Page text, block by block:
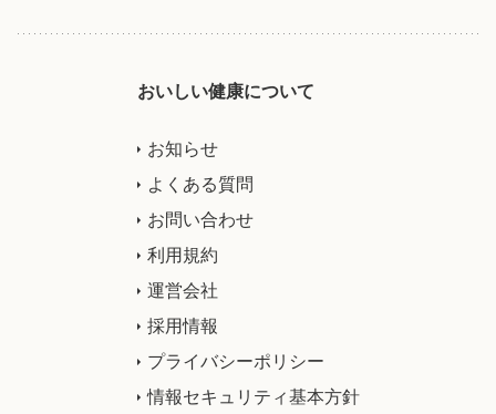
おいしい健康について
お知らせ
よくある質問
お問い合わせ
利用規約
運営会社
採用情報
プライバシーポリシー
情報セキュリティ基本方針